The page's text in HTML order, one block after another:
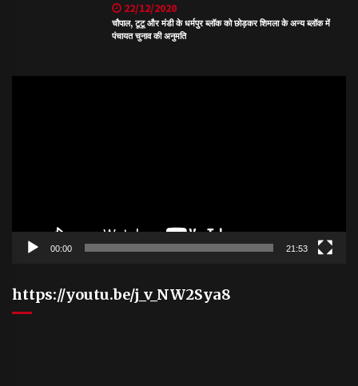
22/12/2020
चौपाल, टूटू और मंडी के धर्मपुर ब्लॉक को छोड़कर शिमला के अन्य ब्लॉक में
पंचायत चुनाव की अनुमति
00:00 21:53
https://youtu.be/j_v_NW2Sya8